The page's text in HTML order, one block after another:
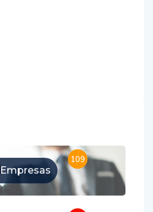
Empresas
109